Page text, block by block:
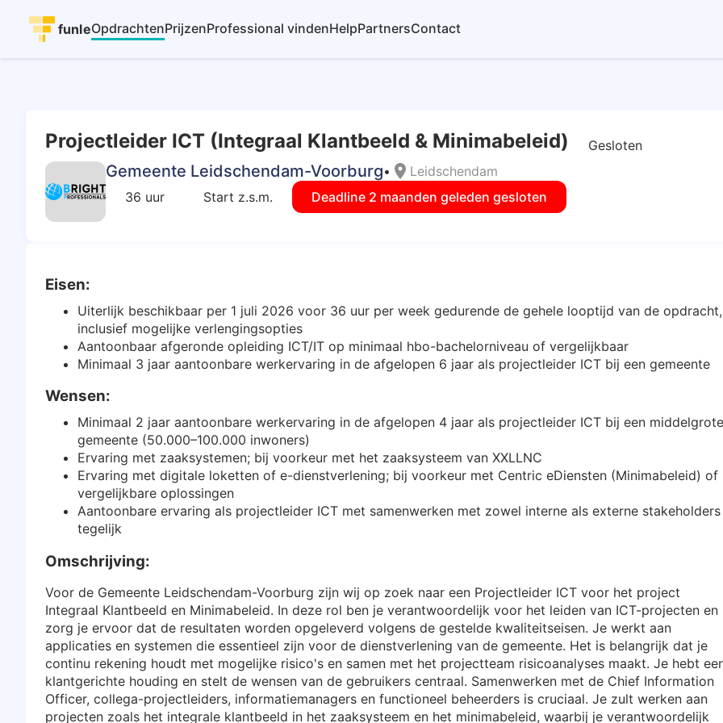
funleOpdrachtenPrijzenProfessional vindenHelpPartnersContact
Projectleider ICT (Integraal Klantbeeld & Minimabeleid) Gesloten
Gemeente Leidschendam-Voorburg• location_on Leidschendam
36 uur
Start z.s.m. Deadline 2 maanden geleden gesloten
Eisen:
Uiterlijk beschikbaar per 1 juli 2026 voor 36 uur per week gedurende de gehele looptijd van de opdracht,
inclusief mogelijke verlengingsopties
Aantoonbaar afgeronde opleiding ICT/IT op minimaal hbo-bachelorniveau of vergelijkbaar
Minimaal 3 jaar aantoonbare werkervaring in de afgelopen 6 jaar als projectleider ICT bij een gemeente
Wensen:
Minimaal 2 jaar aantoonbare werkervaring in de afgelopen 4 jaar als projectleider ICT bij een middelgrote
gemeente (50.000–100.000 inwoners)
Ervaring met zaaksystemen; bij voorkeur met het zaaksysteem van XXLLNC
Ervaring met digitale loketten of e-dienstverlening; bij voorkeur met Centric eDiensten (Minimabeleid) of
vergelijkbare oplossingen
Aantoonbare ervaring als projectleider ICT met samenwerken met zowel interne als externe stakeholders
tegelijk
Omschrijving:
Voor de Gemeente Leidschendam-Voorburg zijn wij op zoek naar een Projectleider ICT voor het project
Integraal Klantbeeld en Minimabeleid. In deze rol ben je verantwoordelijk voor het leiden van ICT-projecten en
zorg je ervoor dat de resultaten worden opgeleverd volgens de gestelde kwaliteitseisen. Je werkt aan
applicaties en systemen die essentieel zijn voor de dienstverlening van de gemeente. Het is belangrijk dat je
continu rekening houdt met mogelijke risico's en samen met het projectteam risicoanalyses maakt. Je hebt
klantgerichte houding en stelt de wensen van de gebruikers centraal. Samenwerken met de Chief Information
Officer, collega-projectleiders, informatiemanagers en functioneel beheerders is cruciaal. Je zult werken aan
projecten zoals het integrale klantbeeld in het zaaksysteem en het minimabeleid, waarbij je verantwoordelijk